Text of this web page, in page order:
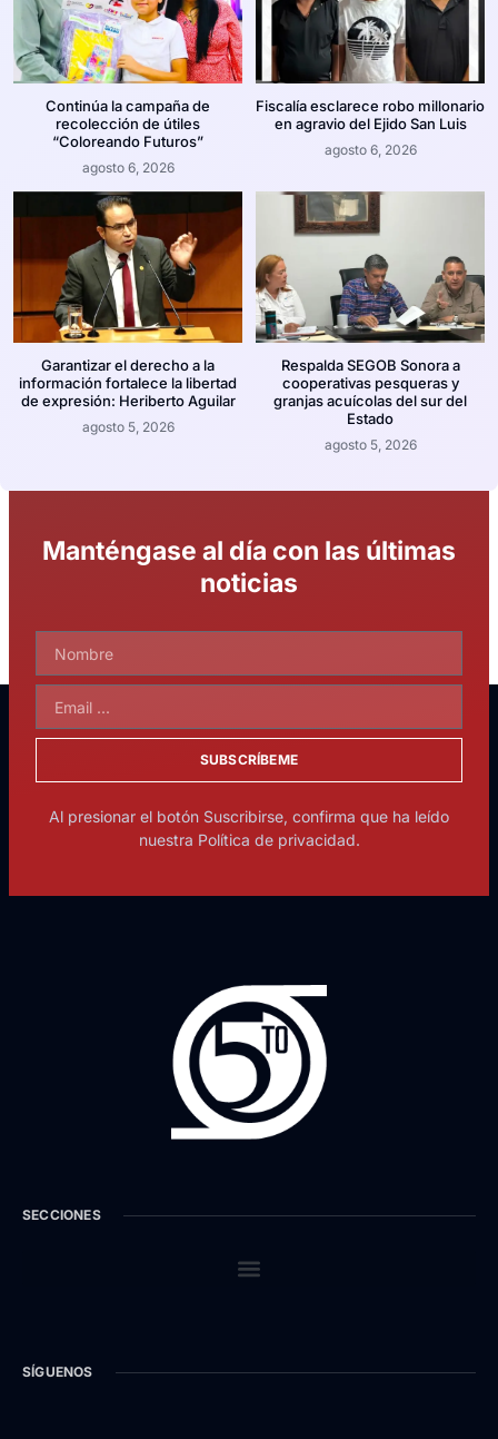
Continúa la campaña de
recolección de útiles
“Coloreando Futuros”
agosto 6, 2026
Fiscalía esclarece robo millonario
en agravio del Ejido San Luis
agosto 6, 2026
Garantizar el derecho a la
información fortalece la libertad
de expresión: Heriberto Aguilar
agosto 5, 2026
Respalda SEGOB Sonora a
cooperativas pesqueras y
granjas acuícolas del sur del
Estado
agosto 5, 2026
Manténgase al día con las últimas
noticias
SUBSCRÍBEME
Al presionar el botón Suscribirse, confirma que ha leído
nuestra Política de privacidad.
SECCIONES
SÍGUENOS